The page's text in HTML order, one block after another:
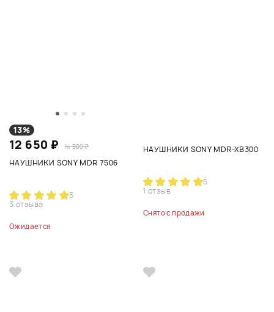
13%
12 650 ₽ 14 500 ₽
НАУШНИКИ SONY MDR 7506
5
3 отзыва
Ожидается
НАУШНИКИ SONY MDR-XB300
5
1 отзыв
Снято с продажи